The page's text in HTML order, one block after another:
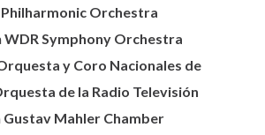
Orchestra
WDR Symphony Orchestra
y Coro Nacionales de
de la Radio Televisión
Gustav Mahler Chamber